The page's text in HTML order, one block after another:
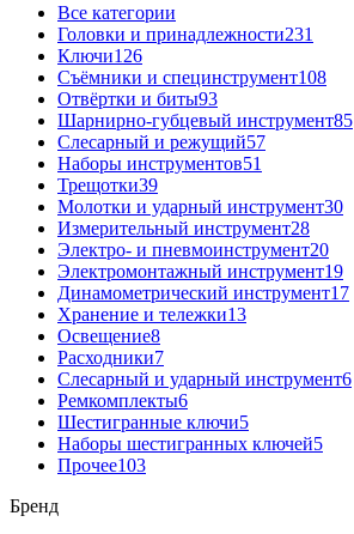
Все категории
Головки и принадлежности231
Ключи126
Съёмники и специнструмент108
Отвёртки и биты93
Шарнирно-губцевый инструмент85
Слесарный и режущий57
Наборы инструментов51
Трещотки39
Молотки и ударный инструмент30
Измерительный инструмент28
Электро- и пневмоинструмент20
Электромонтажный инструмент19
Динамометрический инструмент17
Хранение и тележки13
Освещение8
Расходники7
Слесарный и ударный инструмент6
Ремкомплекты6
Шестигранные ключи5
Наборы шестигранных ключей5
Прочее103
Бренд